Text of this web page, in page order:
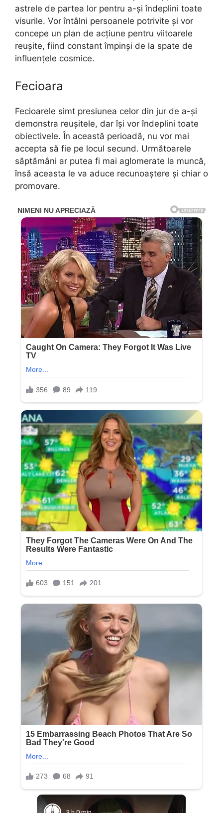
astrele de partea lor pentru a-și îndeplini toate
visurile. Vor întâlni persoanele potrivite și vor
concepe un plan de acțiune pentru viitoarele
reușite, fiind constant împinși de la spate de
influențele cosmice.
Fecioara
Fecioarele simt presiunea celor din jur de a-și
demonstra reușitele, dar își vor îndeplini toate
obiectivele. În această perioadă, nu vor mai
accepta să fie pe locul secund. Următoarele
săptămâni ar putea fi mai aglomerate la muncă,
însă aceasta le va aduce recunoaștere și chiar o
promovare.